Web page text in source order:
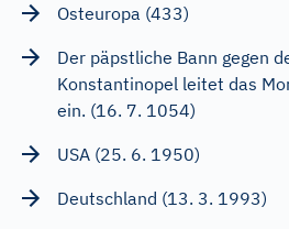
Osteuropa (433)
Der päpstliche Bann gegen
Konstantinopel leitet das
ein. (16. 7. 1054)
USA (25. 6. 1950)
Deutschland (13. 3. 1993)